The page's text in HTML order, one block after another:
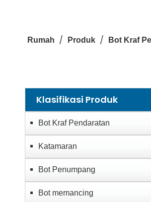
Rumah / Produk / Bot Kraf
Klasifikasi Produk
Bot Kraf Pendaratan
Katamaran
Bot Penumpang
Bot memancing